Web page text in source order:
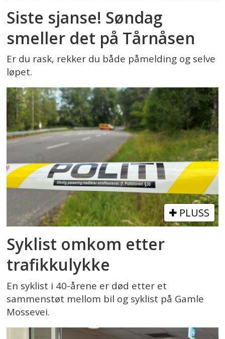
Siste sjanse! Søndag
smeller det på Tårnåsen
Er du rask, rekker du både påmelding og selve
løpet.
PLUSS
Syklist omkom etter
trafikkulykke
En syklist i 40-årene er død etter et
sammenstøt mellom bil og syklist på Gamle
Mossevei.